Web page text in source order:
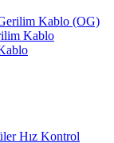
Kablo (OG)
Kablo
Hız Kontrol